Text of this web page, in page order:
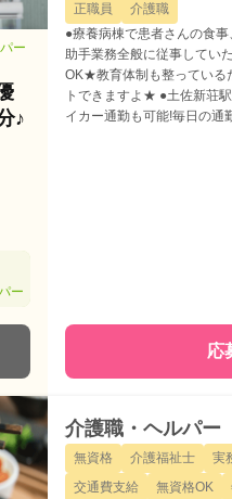
ー
♪
ー
正職員
介護職
●療養病棟で患者さんの食
助手業務全般に従事してい
OK★教育体制も整っている
トできますよ★ ●土佐新荘
イカー通勤も可能!毎日の
応
介護職・ヘルパー
無資格 介護福祉士 実
交通費支給
無資格OK